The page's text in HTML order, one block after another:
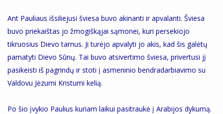
Ant Pauliaus išsiliejusi šviesa buvo akinanti ir apvalanti. Šviesa
buvo priekaištas jo žmogiškąjai sąmonei, kuri persekiojo
tikruosius Dievo tarnus. Ji turėjo apvalyti jo akis, kad šis galėtų
pamatyti Dievo Sūnų. Tai buvo atsivertimo šviesa, privertusi jį
pasikeisti iš pagrindų ir stoti į asmeninio bendradarbiavimo su
Valdovu Jėzumi Kristumi kelią.
Po šio įvykio Paulius kuriam laikui pasitraukė į Arabijos dykumą.